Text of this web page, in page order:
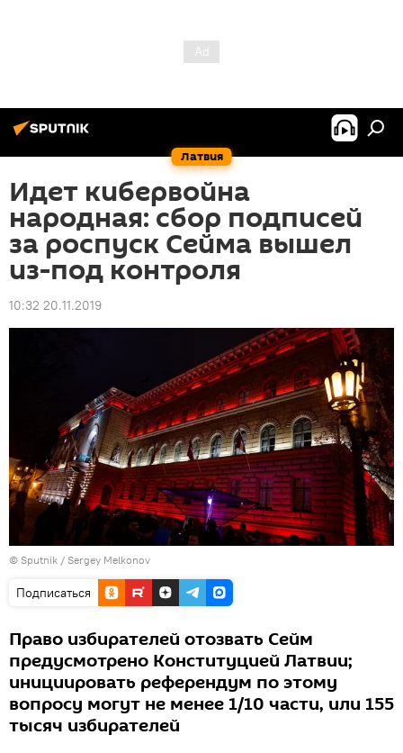
Латвия
Идет кибервойна
народная: сбор подписей
за роспуск Сейма вышел
из-под контроля
10:32 20.11.2019
© Sputnik / Sergey Melkonov
Подписаться
Право избирателей отозвать Сейм
предусмотрено Конституцией Латвии;
инициировать референдум по этому
вопросу могут не менее 1/10 части, или 155
тысяч избирателей